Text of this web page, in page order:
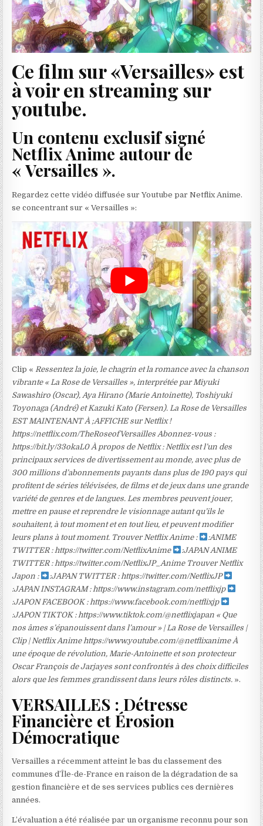
Ce film sur «Versailles» est
à voir en streaming sur
youtube.
Un contenu exclusif signé
Netflix Anime autour de
« Versailles ».
Regardez cette vidéo diffusée sur Youtube par Netflix Anime.
se concentrant sur « Versailles »:
Clip « Ressentez la joie, le chagrin et la romance avec la chanson
vibrante « La Rose de Versailles », interprétée par Miyuki
Sawashiro (Oscar), Aya Hirano (Marie Antoinette), Toshiyuki
Toyonaga (André) et Kazuki Kato (Fersen). La Rose de Versailles
EST MAINTENANT À ;AFFICHE sur Netflix !
https://netflix.com/TheRoseofVersailles Abonnez-vous :
https://bit.ly/33okaL0 À propos de Netflix : Netflix est l’un des
principaux services de divertissement au monde, avec plus de
300 millions d’abonnements payants dans plus de 190 pays qui
profitent de séries télévisées, de films et de jeux dans une grande
variété de genres et de langues. Les membres peuvent jouer,
mettre en pause et reprendre le visionnage autant qu’ils le
souhaitent, à tout moment et en tout lieu, et peuvent modifier
leurs plans à tout moment. Trouver Netflix Anime :
:ANIME
TWITTER : https://twitter.com/NetflixAnime
:JAPAN ANIME
TWITTER : https://twitter.com/NetflixJP_Anime Trouver Netflix
Japon :
:JAPAN TWITTER : https://twitter.com/NetflixJP
:JAPAN INSTAGRAM : https://www.instagram.com/netflixjp
:JAPON FACEBOOK : https://www.facebook.com/netflixjp
:JAPON TIKTOK : https://www.tiktok.com/@netflixjapan « Que
nos âmes s’épanouissent dans l’amour » | La Rose de Versailles |
Clip | Netflix Anime https://www.youtube.com/@netflixanime À
une époque de révolution, Marie-Antoinette et son protecteur
Oscar François de Jarjayes sont confrontés à des choix difficiles
alors que les femmes grandissent dans leurs rôles distincts. ».
VERSAILLES : Détresse
Financière et Érosion
Démocratique
Versailles a récemment atteint le bas du classement des
communes d’Île-de-France en raison de la dégradation de sa
gestion financière et de ses services publics ces dernières
années.
L’évaluation a été réalisée par un organisme reconnu pour son